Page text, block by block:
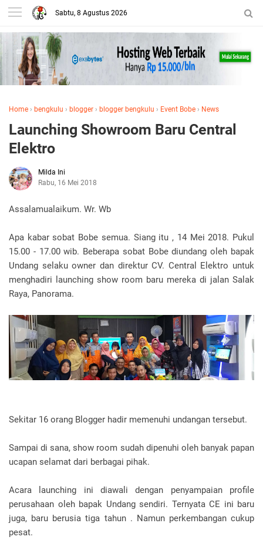
Sabtu, 8 Agustus 2026
Home › bengkulu › blogger › blogger bengkulu › Event Bobe › News
Launching Showroom Baru Central
Elektro
Milda Ini
Rabu, 16 Mei 2018
Assalamualaikum. Wr. Wb
Apa kabar sobat Bobe semua. Siang itu , 14 Mei 2018. Pukul
15.00 - 17.00 wib. Beberapa sobat Bobe diundang oleh bapak
Undang selaku owner dan direktur CV. Central Elektro untuk
menghadiri launching show room baru mereka di jalan Salak
Raya, Panorama.
Sekitar 16 orang Blogger hadir memenuhi undangan tersebut.
Sampai di sana, show room sudah dipenuhi oleh banyak papan
ucapan selamat dari berbagai pihak.
Acara launching ini diawali dengan penyampaian profile
perusahaan oleh bapak Undang sendiri. Ternyata CE ini baru
juga, baru berusia tiga tahun . Namun perkembangan cukup
pesat.